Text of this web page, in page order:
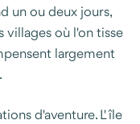
un ou deux jours,
villages où l'on tisse
largement
d'aventure. L'île